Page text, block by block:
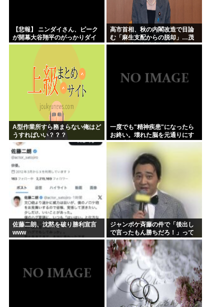
【悲報】 ニンダイさん、ピーク
が開幕大谷翔平のがっかりダイ
レクトだったと言われてしまう
高市首相、秋の内閣改造で目論
む「麻生支配からの脱却」…茂
木敏充氏も小林鷹之氏もクビ
A型作業所すら務まらない俺はど
うすればいい？？？
一度でも"精神疾患"になったら
お終い。壊れた脳を元通りにす
る医療技術は無い。
佐藤二朗、沈黙を破り勝利宣言
www
ジャンポケ斉藤の件で「後出し
で言ったもん勝ちだろ！」って
キレてる人いるけど、まず付き
合ってない人とそんな事しなき
ゃいいのでは？